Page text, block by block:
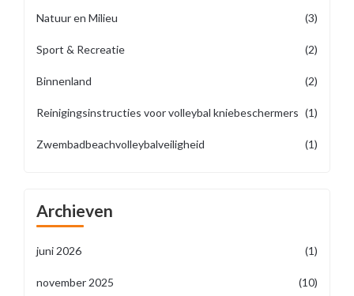
Natuur en Milieu (3)
Sport & Recreatie (2)
Binnenland (2)
Reinigingsinstructies voor volleybal kniebeschermers (1)
Zwembadbeachvolleybalveiligheid (1)
Archieven
juni 2026 (1)
november 2025 (10)